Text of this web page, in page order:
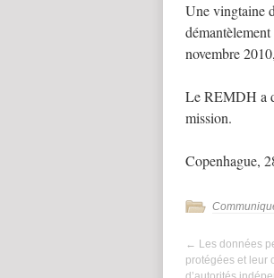
Une vingtaine
novembre
Le REMDH a
mission.
Copenhague,
← Les données
protégées et leur